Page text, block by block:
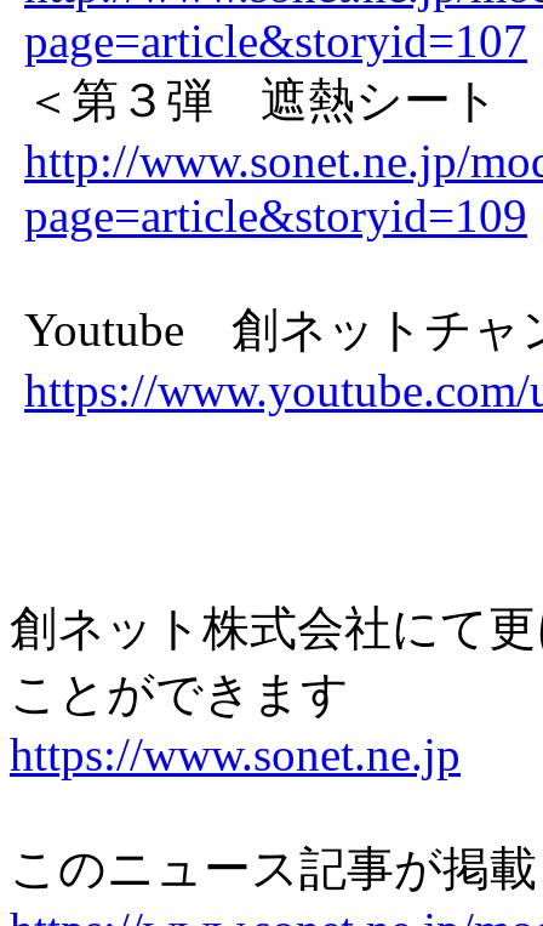
page=article&storyid=107
＜ 第３弾 遮熱シート
http://www.sonet.ne.jp/
page=article&storyid=109
Youtube 創ネットチャ
https://
創ネット株式会社にて
ことができます
https://www.sonet.ne.jp
このニュース記事が掲